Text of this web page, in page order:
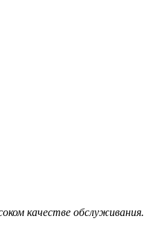
качестве обслуживания.